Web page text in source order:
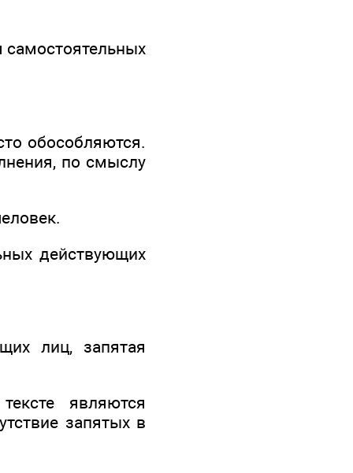
самостоятельных
обособляются.
по смыслу
действующих
лиц, запятая
являются
запятых в